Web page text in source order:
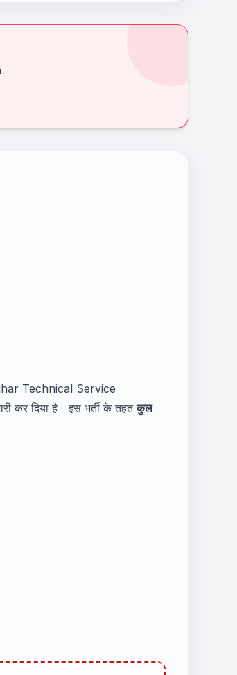
Technical Service
कर दिया है। इस भर्ती के तहतकुल